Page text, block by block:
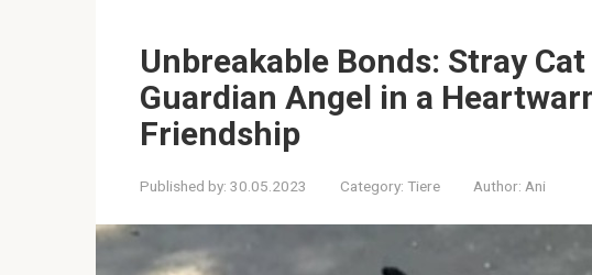
Unbreakable Bonds: Stray
Guardian Angel in a
Friendship
Published by: 30.05.2023 Category: Tiere Author: Ani